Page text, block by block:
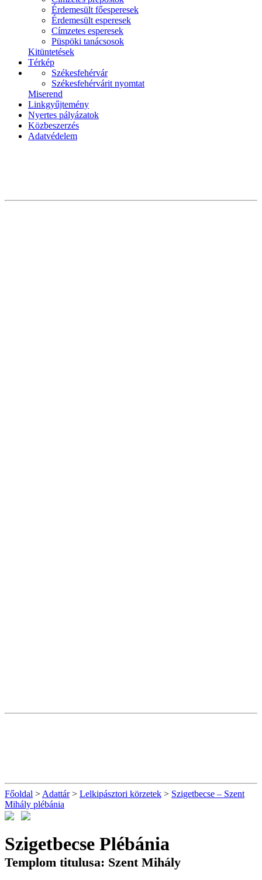
Érdemesült főesperesek
Érdemesült esperesek
Címzetes esperesek
Püspöki tanácsosok
Kitüntetések
Térkép
Székesfehérvár
Székesfehérvárit nyomtat
Miserend
Linkgyűjtemény
Nyertes pályázatok
Közbeszerzés
Adatvédelem
Főoldal > Adattár> Lelkipásztori körzetek > Szigetbecse – Szent
Mihály plébánia
Szigetbecse Plébánia
Templom titulusa: Szent Mihály